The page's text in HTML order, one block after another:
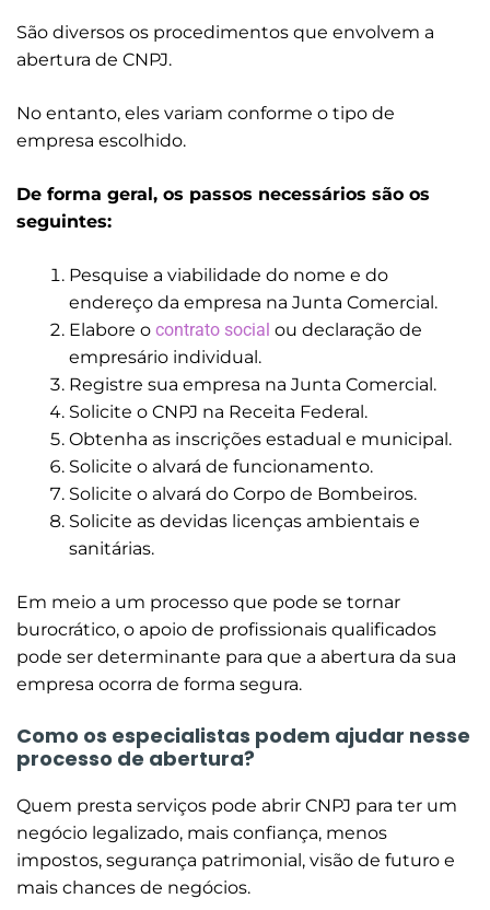
São diversos os procedimentos que envolvem a
abertura de CNPJ.
No entanto, eles variam conforme o tipo de
empresa escolhido.
De forma geral, os passos necessários são os
seguintes:
Pesquise a viabilidade do nome e do
endereço da empresa na Junta Comercial.
Elabore o contrato social ou declaração de
empresário individual.
Registre sua empresa na Junta Comercial.
Solicite o CNPJ na Receita Federal.
Obtenha as inscrições estadual e municipal.
Solicite o alvará de funcionamento.
Solicite o alvará do Corpo de Bombeiros.
Solicite as devidas licenças ambientais e
sanitárias.
Em meio a um processo que pode se tornar
burocrático, o apoio de profissionais qualificados
pode ser determinante para que a abertura da sua
empresa ocorra de forma segura.
Como os especialistas podem ajudar nesse
processo de abertura?
Quem presta serviços pode abrir CNPJ para ter um
negócio legalizado, mais confiança, menos
impostos, segurança patrimonial, visão de futuro e
mais chances de negócios.